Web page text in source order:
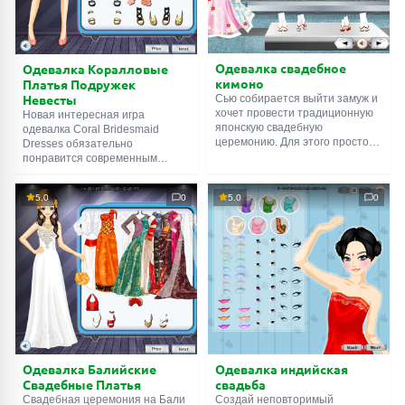
хорошего настроения!
Одевалка Коралловые
Платья Подружек
Невесты
Новая интересная игра
одевалка Coral Bridesmaid
Dresses обязательно
понравится современным
определиться в выборе
свадебного платья. Примеряй
красивую коллекцию платьев
нежного кораллового цвета
вместе с Юлией и подбери для
нее самое лучшее. Приятной
игры!
Одевалка свадебное
кимоно
Сью собирается выйти замуж и
хочет провести традиционную
японскую свадебную
церемонию. Для этого просто
самые лучшие мастера и
стоимость их очень высока.
Помоги Сью выбрать наряд для
такого важного события в ее
жизни в игре Wedding Kimonos .
Не забудь украсить прическу
цветочными украшениями.
Пусть Сью будет самой
красивой невестой!
5.0 0
Одевалка Балийские
Свадебные Платья
Свадебная церемония на Бали
5.0 0
Одевалка индийская
свадьба
Создай неповторимый